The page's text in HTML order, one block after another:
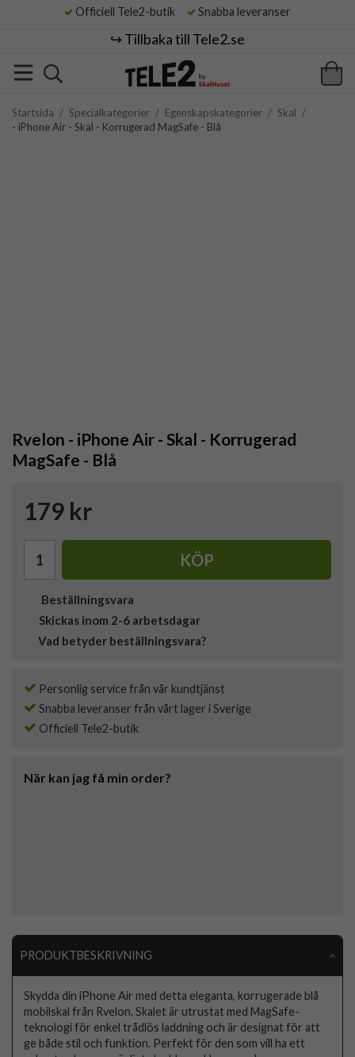
Officiell Tele2-butik Snabba leveranser
↪️ Tillbaka till Tele2.se
Startsida / Specialkategorier / Egenskapskategorier / Skal /
- iPhone Air - Skal - Korrugerad MagSafe - Blå
Rvelon - iPhone Air - Skal - Korrugerad
MagSafe - Blå
179 kr
KÖP
Beställningsvara
Skickas inom 2-6 arbetsdagar
Vad betyder beställningsvara?
Personlig service från vår kundtjänst
Snabba leveranser från vårt lager i Sverige
Officiell Tele2-butik
När kan jag få min order?
PRODUKTBESKRIVNING
Skydda din iPhone Air med detta eleganta, korrugerade blå
mobilskal från Rvelon. Skalet är utrustat med MagSafe-
teknologi för enkel trådlös laddning och är designat för att
ge både stil och funktion. Perfekt för den som vill ha ett